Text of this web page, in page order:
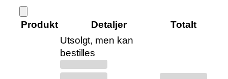
Hopp
Produkter
Produkt Detaljer
Totalt
Utsolgt, men kan
bestilles